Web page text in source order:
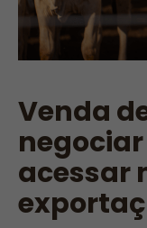
Venda
acessar